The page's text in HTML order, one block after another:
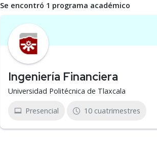
Se encontró 1 programa académico
Ingeniería Financiera
Universidad Politécnica de Tlaxcala
Presencial 10 cuatrimestres